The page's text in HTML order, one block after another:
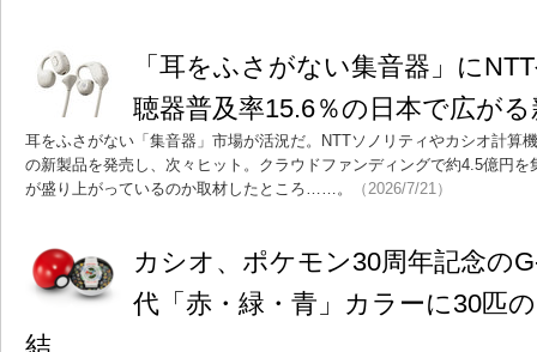
「耳をふさがない集音器」に
聴器普及率15.6％の日本で広が
耳をふさがない「集音器」市場が活況だ。NTTソノリティやカシオ計算
の新製品を発売し、次々ヒット。クラウドファンディングで約4.5億円
が盛り上がっているのか取材したところ……。
（2026/7/21）
カシオ、ポケモン30周年記念の
代「赤・緑・青」カラーに30匹
結